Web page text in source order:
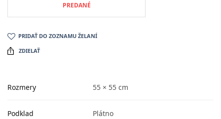
PREDANÉ
PRIDAŤ DO ZOZNAMU ŽELANÍ
ZDIELAŤ
Rozmery 55 × 55 cm
Podklad Plátno